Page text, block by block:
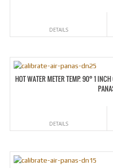
DETAILS
HOT WATER METER TEMP. 90° 1
DETAILS